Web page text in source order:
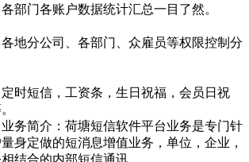
部门各账户数据统计汇总一目了然。
地分公司、各部门、众雇员等权限控制分
时短信，工资条，生日祝福，会员日祝
务简介：荷塘短信软件平台业务是专门针
身定做的短消息增值业务，单位，企业，
结合的内部短信通讯，